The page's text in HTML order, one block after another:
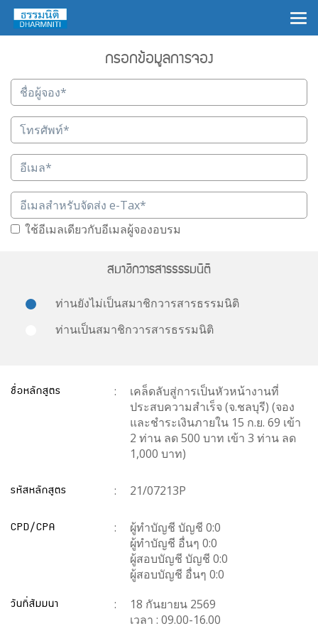
กรอกข้อมูลการจอง
ใช้อีเมลเดียวกับอีเมลผู้จองอบรม
สมาชิกวารสารธรรมนิติ
ท่านยังไม่เป็นสมาชิกวารสารธรรมนิติ
ท่านเป็นสมาชิกวารสารธรรมนิติ
ชื่อหลักสูตร :
เคล็ดลับสู่การเป็นหัวหน้างานที่
ประสบความสำเร็จ (จ.ชลบุรี) (จอง
และชำระเงินภายใน 15 ก.ย. 69 เข้า
2 ท่าน ลด 500 บาท เข้า 3 ท่าน ลด
1,000 บาท)
รหัสหลักสูตร : 21/07213P
CPD/CPA :
ผู้ทำบัญชี บัญชี 0:0
ผู้ทำบัญชี อื่นๆ 0:0
ผู้สอบบัญชี บัญชี 0:0
ผู้สอบบัญชี อื่นๆ 0:0
วันที่สัมมนา :
18 กันยายน 2569
เวลา : 09.00-16.00
×